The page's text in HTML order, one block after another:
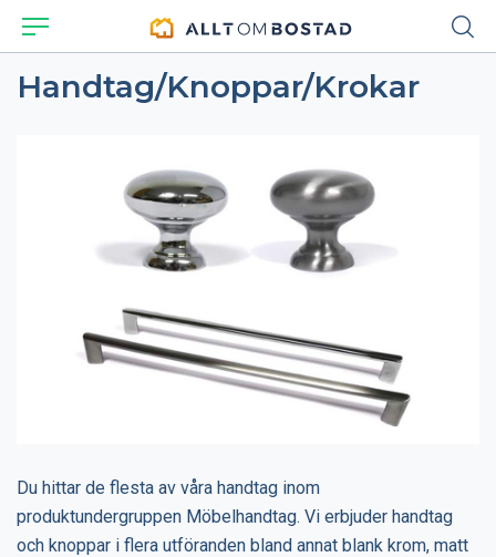
Handtag/Knoppar/Krokar
Du hittar de flesta av våra handtag inom
produktundergruppen Möbelhandtag. Vi erbjuder handtag
och knoppar i flera utföranden bland annat blank krom, matt